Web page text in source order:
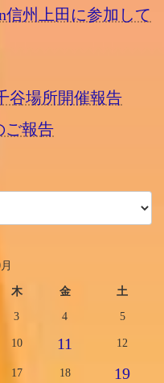
州上田に参加して
谷場所開催報告
ご報告
木 金 土
3 4 5
10 11 12
17 18 19